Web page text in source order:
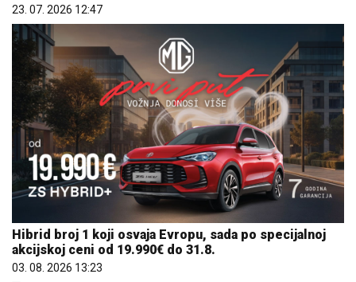
23. 07. 2026 12:47
Hibrid broj 1 koji osvaja Evropu, sada po specijalnoj
akcijskoj ceni od 19.990€ do 31.8.
03. 08. 2026 13:23